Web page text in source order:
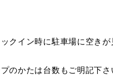
クイン時に駐車場に空き
のかたは台数もご明記下さ